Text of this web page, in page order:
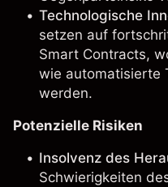
Technologische
setzen auf
Smart Contracts,
wie automatisierte
werden.
Potenzielle Risiken
Insolvenz des
Schwierigkeiten